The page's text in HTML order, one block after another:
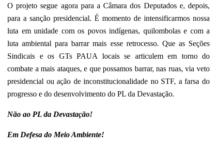
O projeto segue agora para a Câmara dos Deputados e, depois,
para a sanção presidencial. É momento de intensificarmos nossa
luta em unidade com os povos indígenas, quilombolas e com a
luta ambiental para barrar mais esse retrocesso. Que as Seções
Sindicais e os GTs PAUA locais se articulem em torno do
combate a mais ataques, e que possamos barrar, nas ruas, via veto
presidencial ou ação de inconstitucionalidade no STF, a farsa do
progresso e do desenvolvimento do PL da Devastação.
Não ao PL da Devastação!
Em Defesa do Meio Ambiente!